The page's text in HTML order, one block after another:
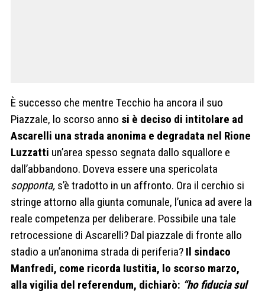
È successo che mentre Tecchio ha ancora il suo
Piazzale, lo scorso anno si è deciso di intitolare ad
Ascarelli una strada anonima e degradata nel Rione
Luzzatti un’area spesso segnata dallo squallore e
dall’abbandono. Doveva essere una spericolata
sopponta, s’è tradotto in un affronto. Ora il cerchio si
stringe attorno alla giunta comunale, l’unica ad avere la
reale competenza per deliberare. Possibile una tale
retrocessione di Ascarelli? Dal piazzale di fronte allo
stadio a un’anonima strada di periferia? Il sindaco
Manfredi, come ricorda Iustitia, lo scorso marzo,
alla vigilia del referendum, dichiarò: “ho fiducia sul